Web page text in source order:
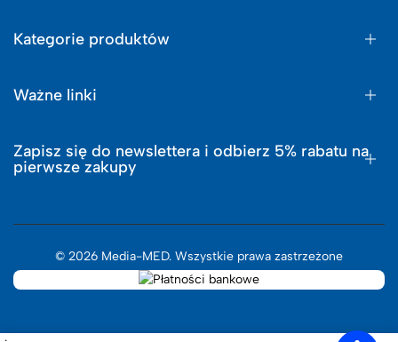
Kategorie produktów
Ważne linki
Zapisz się do newslettera i odbierz 5% rabatu na
pierwsze zakupy
© 2026 Media-MED. Wszystkie prawa zastrzeżone